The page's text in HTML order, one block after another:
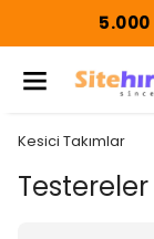
5.000
Kesici Takımlar
Testereler